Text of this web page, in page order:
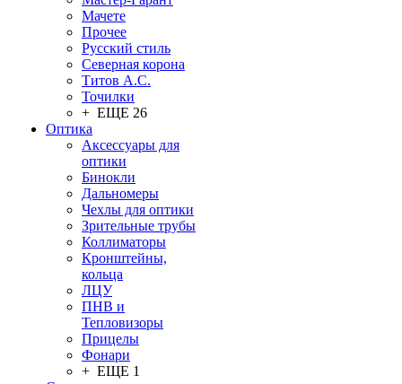
Мачете
Прочее
Русский стиль
Северная корона
Титов А.С.
Точилки
+ ЕЩЕ 26
Оптика
Аксессуары для
оптики
Бинокли
Дальномеры
Чехлы для оптики
Зрительные трубы
Коллиматоры
Кронштейны,
кольца
ЛЦУ
ПНВ и
Тепловизоры
Прицелы
Фонари
+ ЕЩЕ 1